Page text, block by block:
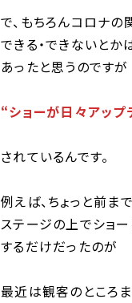
で、もちろんコロナの
できる・できないとか
あったと思うのですが
“ショーが日々アップ
されているんです。
例えば、ちょっと前ま
ステージの上でショ
するだけだったのが
最近は観客のところ